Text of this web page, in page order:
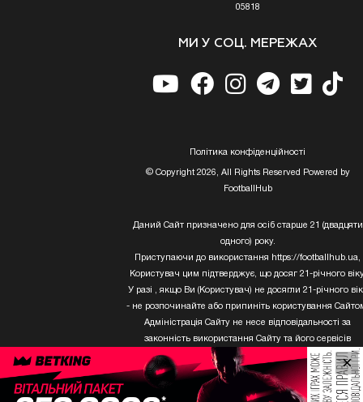
05818
МИ У СОЦ. МЕРЕЖАХ
Полiтика конфiденцiйностi
© Copyright 2026, All Rights Reserved Powered by
FootballHub
Даний Сайт призначено для осіб старше 21 (двадцяти
одного) року.
Приступаючи до використання https://footballhub.ua,
Користувач цим підтверджує, що досяг 21-річного
У разі , якщо Ви (Користувач) не досягли 21-річного
- не розпочинайте або припиніть користування
Адміністрація Сайту не несе відповідальності за
законність використання Сайту та його сервісів
Користувачем, який не досяг 21-річного віку.
Твори Getty Images, що розміщені на сайті, не можуть
×